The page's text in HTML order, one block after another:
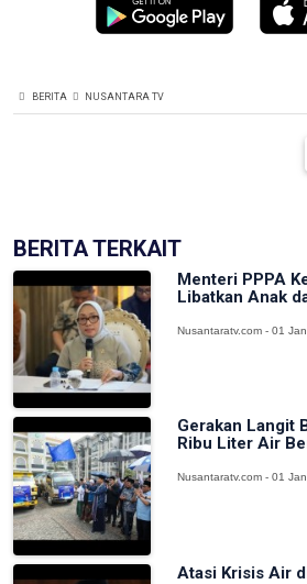
BERITA NUSANTARA TV
BERITA TERKAIT
Menteri PPPA
Libatkan Anak
Nusantaratv.com - 01
Gerakan Langit
Ribu Liter Air
Nusantaratv.com - 01
Atasi Krisis Air